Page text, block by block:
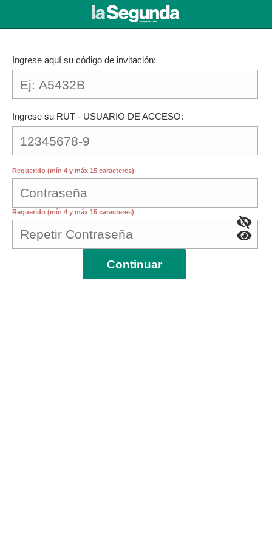
Ingrese aquí su código de invitación:
Ingrese su RUT - USUARIO DE ACCESO:
Requerido (mín 4 y máx 15 caracteres)
Requerido (mín 4 y máx 15 caracteres)